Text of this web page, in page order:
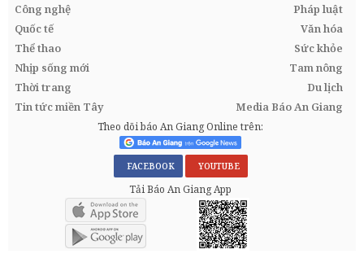
Công nghệ
Pháp luật
Quốc tế
Văn hóa
Thể thao
Sức khỏe
Nhịp sống mới
Tam nông
Thời trang
Du lịch
Tin tức miền Tây
Media Báo An Giang
Theo dõi báo An Giang Online trên:
FACEBOOK YOUTUBE
Tải Báo An Giang App